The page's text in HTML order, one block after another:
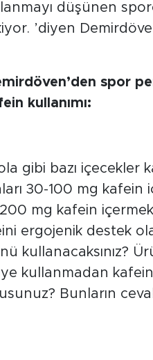
düşünen
’diyen
spor
kullanımı:
gibi bazı içecekler
30-100 mg kafein
mg kafein
ergojenik destek
kullanacaksınız?
kullanmadan
Bunların